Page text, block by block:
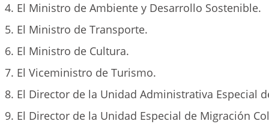
4. El Ministro de Ambiente y Desarrollo Sostenible.
5. El Ministro de Transporte.
6. El Ministro de Cultura.
7. El Viceministro de Turismo.
8. El Director de la Unidad Administrativa Especial
9. El Director de la Unidad Especial de Migración